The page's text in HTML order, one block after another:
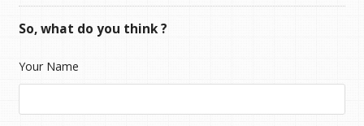
So, what do you think ?
Your Name